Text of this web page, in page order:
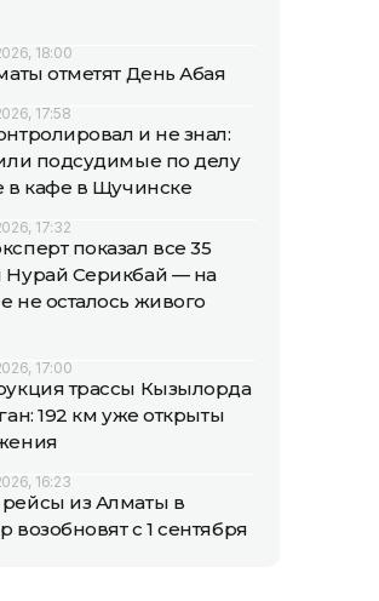
18:00
отметят День Абая
17:58
и не знал:
подсудимые по делу
в кафе в Щучинске
17:32
показал все 35
Нурай Серикбай — на
не осталось живого
17:00
трассы Кызылорда
192 км уже открыты
16:23
из Алматы в
возобновят с 1 сентября